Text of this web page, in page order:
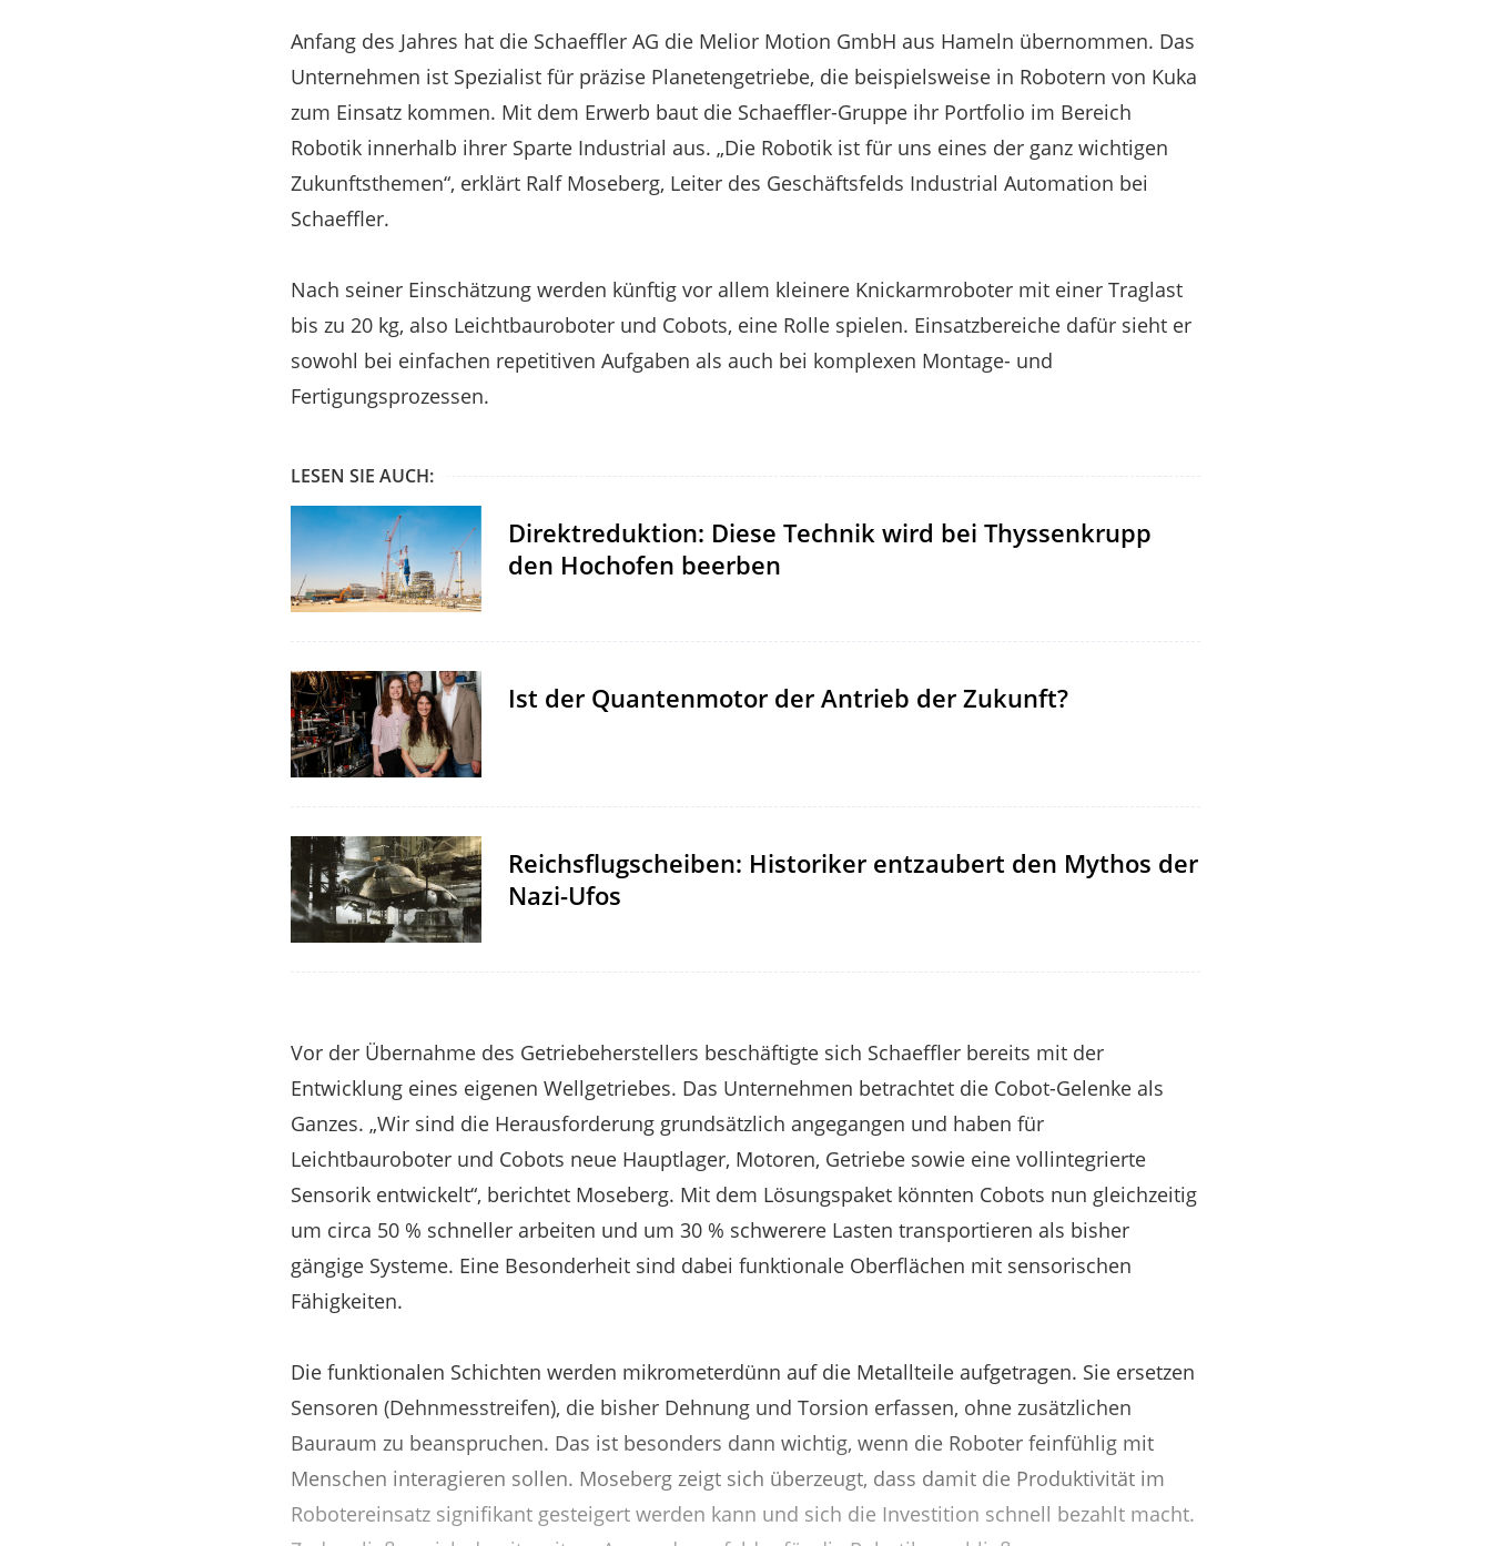
Anfang des Jahres hat die Schaeffler AG die Melior Motion GmbH aus Hameln übernommen. Das
Unternehmen ist Spezialist für präzise Planetengetriebe, die beispielsweise in Robotern von Kuka
zum Einsatz kommen. Mit dem Erwerb baut die Schaeffler-Gruppe ihr Portfolio im Bereich
Robotik innerhalb ihrer Sparte Industrial aus. „Die Robotik ist für uns eines der ganz wichtigen
Zukunftsthemen“, erklärt Ralf Moseberg, Leiter des Geschäftsfelds Industrial Automation bei
Schaeffler.
Nach seiner Einschätzung werden künftig vor allem kleinere Knickarmroboter mit einer Traglast
bis zu 20 kg, also Leichtbauroboter und Cobots, eine Rolle spielen. Einsatzbereiche dafür sieht er
sowohl bei einfachen repetitiven Aufgaben als auch bei komplexen Montage- und
Fertigungsprozessen.
LESEN SIE AUCH:
Direktreduktion: Diese Technik wird bei Thyssenkrupp
den Hochofen beerben
Ist der Quantenmotor der Antrieb der Zukunft?
Reichsflugscheiben: Historiker entzaubert den Mythos der
Nazi-Ufos
Vor der Übernahme des Getriebeherstellers beschäftigte sich Schaeffler bereits mit der
Entwicklung eines eigenen Wellgetriebes. Das Unternehmen betrachtet die Cobot-Gelenke als
Ganzes. „Wir sind die Herausforderung grundsätzlich angegangen und haben für
Leichtbauroboter und Cobots neue Hauptlager, Motoren, Getriebe sowie eine vollintegrierte
Sensorik entwickelt“, berichtet Moseberg. Mit dem Lösungspaket könnten Cobots nun gleichzeitig
um circa 50 % schneller arbeiten und um 30 % schwerere Lasten transportieren als bisher
gängige Systeme. Eine Besonderheit sind dabei funktionale Oberflächen mit sensorischen
Fähigkeiten.
Die funktionalen Schichten werden mikrometerdünn auf die Metallteile aufgetragen. Sie ersetzen
Sensoren (Dehnmesstreifen), die bisher Dehnung und Torsion erfassen, ohne zusätzlichen
Bauraum zu beanspruchen. Das ist besonders dann wichtig, wenn die Roboter feinfühlig mit
Menschen interagieren sollen. Moseberg zeigt sich überzeugt, dass damit die Produktivität im
Robotereinsatz signifikant gesteigert werden kann und sich die Investition schnell bezahlt macht.